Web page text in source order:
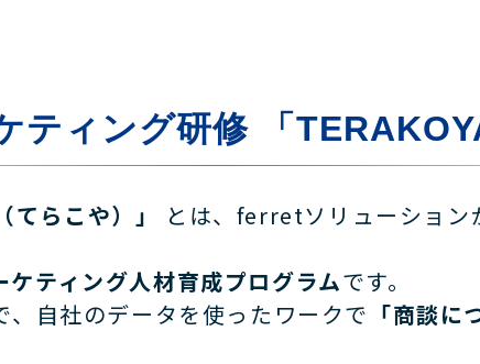
ティング研修 「
らこや）」
とは、ferretソリューショ
ティング人材育成プログラムです。
自社のデータを使ったワークで 「商談に